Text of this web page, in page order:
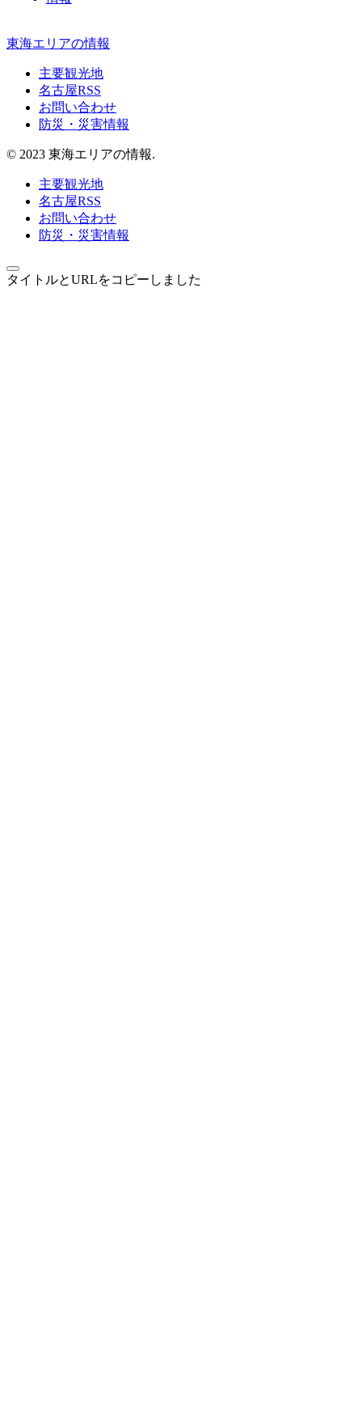
東海エリアの情報
主要観光地
名古屋RSS
お問い合わせ
防災・災害情報
© 2023 東海エリアの情報.
主要観光地
名古屋RSS
お問い合わせ
防災・災害情報
タイトルとURLをコピーしました